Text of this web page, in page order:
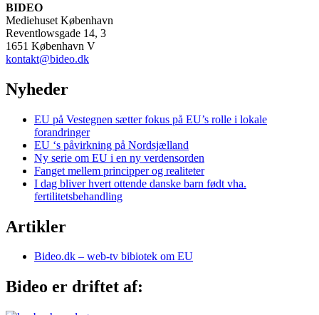
BIDEO
Mediehuset København
Reventlowsgade 14, 3
1651 København V
kontakt@bideo.dk
Nyheder
EU på Vestegnen sætter fokus på EU’s rolle i lokale
forandringer
EU ‘s påvirkning på Nordsjælland
Ny serie om EU i en ny verdensorden
Fanget mellem principper og realiteter
I dag bliver hvert ottende danske barn født vha.
fertilitetsbehandling
Artikler
Bideo.dk – web-tv bibiotek om EU
Bideo er driftet af: